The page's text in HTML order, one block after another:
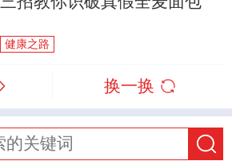
健康之路
换一换